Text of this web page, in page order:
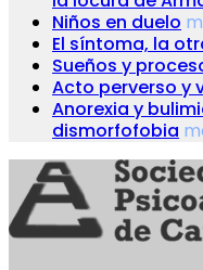
Niños en duelo
El síntoma, la
Sueños y
Acto perverso y
Anorexia y
dismorfofobia